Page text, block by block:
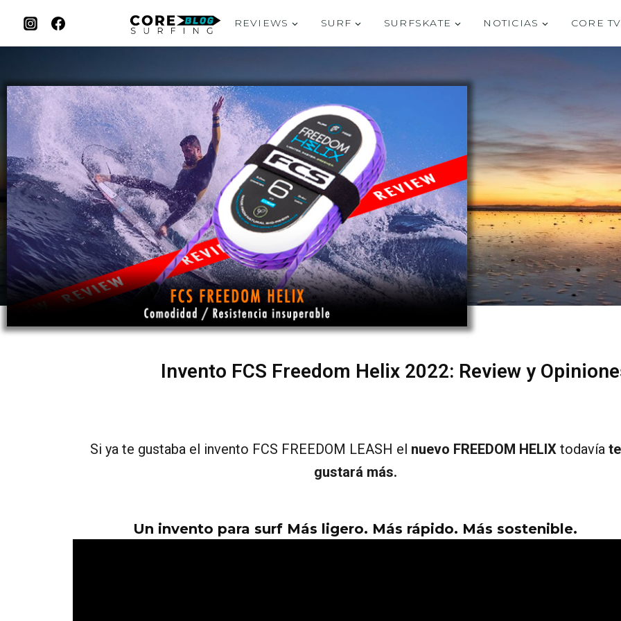
REVIEWS SURF SURFSKATE NOTICIAS CORE TV
Invento FCS Freedom Helix 2022: Review y
Si ya te gustaba el invento FCS FREEDOM LEASH el nuevo FREEDOM HELIX todavía te
gustará más.
Un invento para surf Más ligero. Más rápido. Más sostenible.